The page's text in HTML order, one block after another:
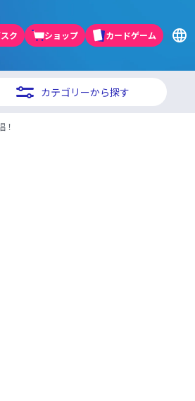
ク ショップ カードゲーム
カテゴリーから探す
！